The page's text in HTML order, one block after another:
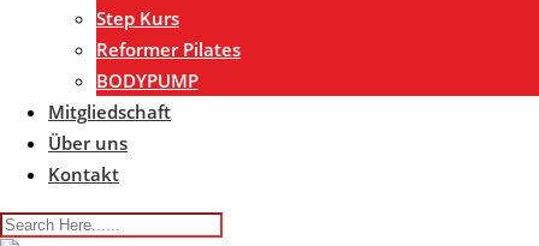
Step Kurs
Reformer Pilates
BODYPUMP
Mitgliedschaft
Über uns
Kontakt